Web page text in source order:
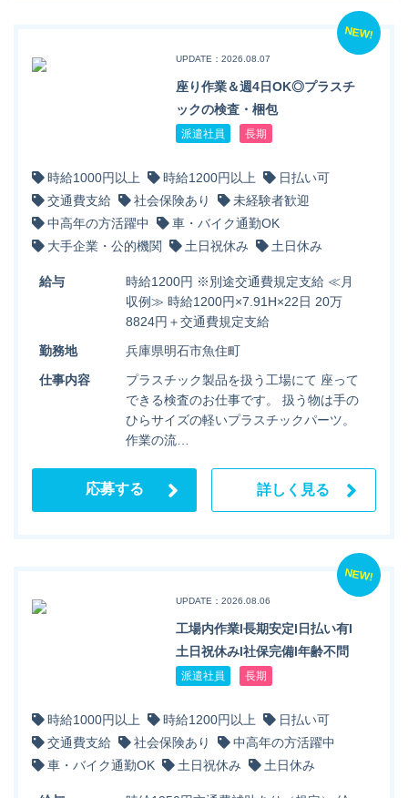
NEW!
UPDATE：2026.08.07
座り作業＆週4日OK◎プラスチ
ックの検査・梱包
派遣社員 長期
時給1000円以上 時給1200円以上
日払い可
交通費支給
社会保険あり
未経験者歓迎
中高年の方活躍中
車・バイク通勤OK
大手企業・公的機関
土日祝休み 土日休み
給与
時給1200円 ※別途交通費規定支給 ≪月
収例≫ 時給1200円×7.91H×22日 20万
8824円＋交通費規定支給
勤務地
兵庫県明石市魚住町
仕事内容
プラスチック製品を扱う工場にて 座って
できる検査のお仕事です。 扱う物は手の
ひらサイズの軽いプラスチックパーツ。
作業の流…
応募する 詳しく見る
NEW!
UPDATE：2026.08.06
工場内作業l長期安定l日払い有l
土日祝休みl社保完備l年齢不問
派遣社員 長期
時給1000円以上 時給1200円以上
日払い可
交通費支給
社会保険あり
中高年の方活躍中
車・バイク通勤OK
土日祝休み 土日休み